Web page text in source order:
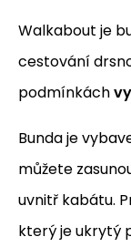
Walkabout je
cestování
podmínkách
Bunda je
můžete
uvnitř kabátu.
který je ukrytý